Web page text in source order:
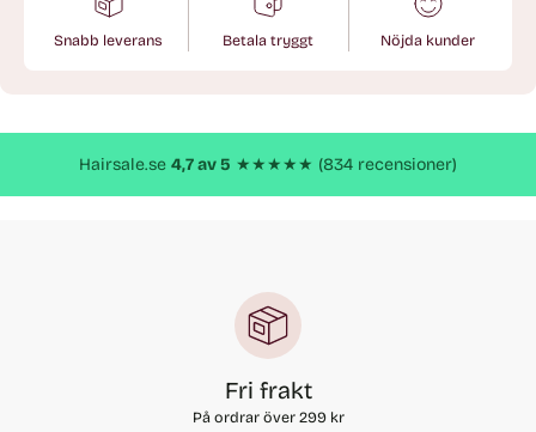
Snabb leverans Betala tryggt Nöjda kunder
produkt
Hairsale.se 4,7 av 5 ★★★★★ (834 recensioner)
Fri frakt
På ordrar över 299 kr